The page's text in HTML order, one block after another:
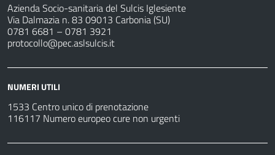
Azienda Socio-sanitaria del Sulcis Iglesiente
Via Dalmazia n. 83 09013 Carbonia (SU)
0781 6681 – 0781 3921
protocollo@pec.aslsulcis.it
NUMERI UTILI
1533 Centro unico di prenotazione
116117 Numero europeo cure non urgenti